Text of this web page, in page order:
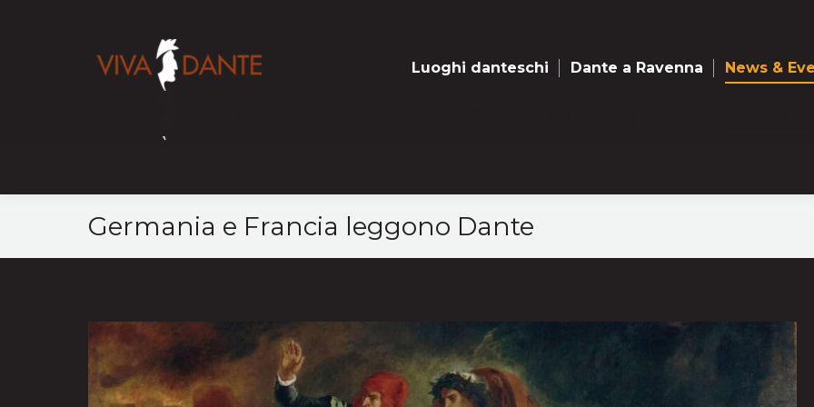
Germania e Francia leggono Dante
Luoghi danteschi Dante a Ravenna News &